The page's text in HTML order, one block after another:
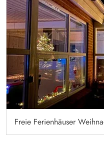
Freie Ferienhäuser